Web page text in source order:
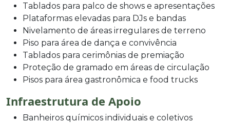
Tablados para palco de shows e apresentações
Plataformas elevadas para DJs e bandas
Nivelamento de áreas irregulares de terreno
Piso para área de dança e convivência
Tablados para cerimônias de premiação
Proteção de gramado em áreas de circulação
Pisos para área gastronômica e food trucks
Infraestrutura de Apoio
Banheiros químicos individuais e coletivos